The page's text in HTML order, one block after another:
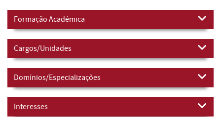
Formação Académica
Cargos/Unidades
Domínios/Especializações
Interesses